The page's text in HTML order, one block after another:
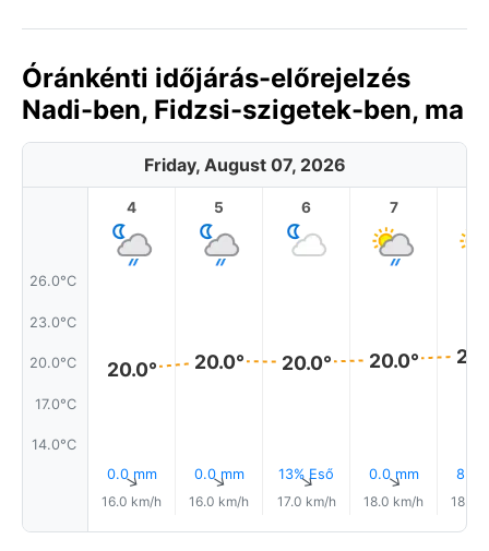
Óránkénti időjárás-előrejelzés
Nadi-ben, Fidzsi-szigetek-ben, ma
Friday, August 07, 2026
26.0°C
23.0°C
20.0°C
17.0°C
14.0°C
4
20.0°
0.0 mm
↑
16.0 km/h
5
20.0°
0.0 mm
↑
16.0 km/h
6
20.0°
13% Eső
↑
17.0 km/h
7
20.0°
0.0 mm
↑
18.0 km/h
8%
18.0